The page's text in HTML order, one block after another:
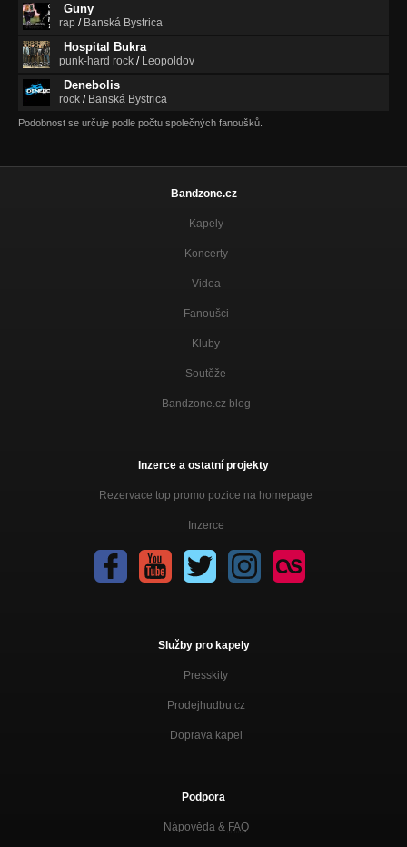
Guny
rap / Banská Bystrica
Hospital Bukra
punk-hard rock / Leopoldov
Denebolis
rock / Banská Bystrica
Podobnost se určuje podle počtu společných fanoušků.
Bandzone.cz
Kapely
Koncerty
Videa
Fanoušci
Kluby
Soutěže
Bandzone.cz blog
Inzerce a ostatní projekty
Rezervace top promo pozice na homepage
Inzerce
Služby pro kapely
Presskity
Prodejhudbu.cz
Doprava kapel
Podpora
Nápověda & FAQ